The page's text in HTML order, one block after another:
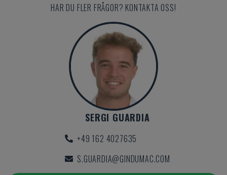
HAR DU FLER FRÅGOR? KONTAKTA OSS!
SERGI GUARDIA
+49 162 4027635
S.GUARDIA@GINDUMAC.COM